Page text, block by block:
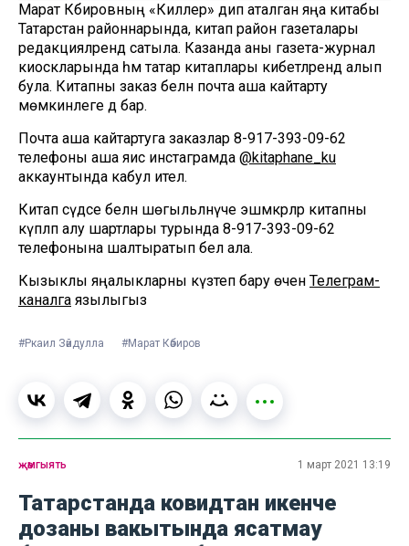
Марат Кәбировның «Киллер» дип аталган яңа китабы
Татарстан районнарында, китап район газеталары
редакцияләрендә сатыла. Казанда аны газета-журнал
киоскларында һәм татар китаплары кибетләрендә алып
була. Китапны заказ белән почта аша кайтарту
мөмкинлеге дә бар.
Почта аша кайтартуга заказлар 8-917-393-09-62
телефоны аша яисә инстаграмда @kitaphane_ku
аккаунтында кабул ителә.
Китап сәүдәсе белән шөгыльләнүче эшмәкәрләр китапны
күпләп алу шартлары турында 8-917-393-09-62
телефонына шалтыратып белә ала.
Кызыклы яңалыкларны күзәтеп бару өчен Телеграм-
каналга язылыгыз
#Ркаил Зәйдулла #Марат Кәбиров
җәмгыять 1 март 2021 13:19
Татарстанда ковидтан икенче
дозаны вакытында ясатмау